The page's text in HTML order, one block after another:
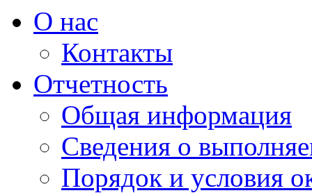
О нас
Контакты
Отчетность
Общая информация
Сведения о
Порядок и условия